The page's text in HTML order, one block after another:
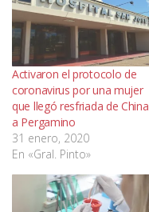
Activaron el protocolo de
coronavirus por una mujer
que llegó resfriada de China
a Pergamino
31 enero, 2020
En «Gral. Pinto»